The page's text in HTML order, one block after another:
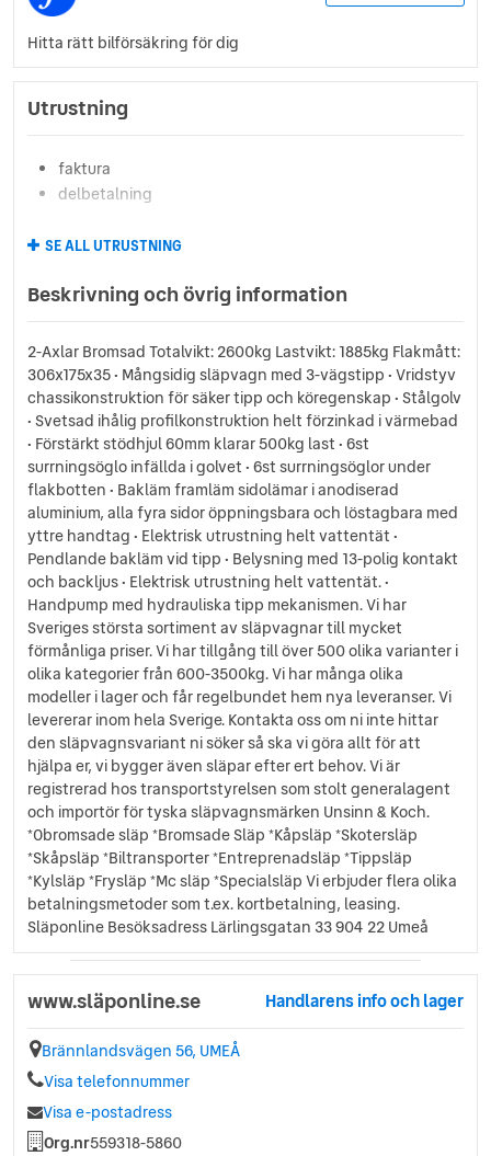
Hitta rätt bilförsäkring för dig
Utrustning
faktura
delbetalning
SE ALL UTRUSTNING
Beskrivning och övrig information
2-Axlar Bromsad Totalvikt: 2600kg Lastvikt: 1885kg Flakmått:
306x175x35 • Mångsidig släpvagn med 3-vägstipp • Vridstyv
chassikonstruktion för säker tipp och köregenskap • Stålgolv
• Svetsad ihålig profilkonstruktion helt förzinkad i värmebad
• Förstärkt stödhjul 60mm klarar 500kg last • 6st
surrningsöglo infällda i golvet • 6st surrningsöglor under
flakbotten • Bakläm framläm sidolämar i anodiserad
aluminium, alla fyra sidor öppningsbara och löstagbara med
yttre handtag • Elektrisk utrustning helt vattentät •
Pendlande bakläm vid tipp • Belysning med 13-polig kontakt
och backljus • Elektrisk utrustning helt vattentät. •
Handpump med hydrauliska tipp mekanismen. Vi har
Sveriges största sortiment av släpvagnar till mycket
förmånliga priser. Vi har tillgång till över 500 olika varianter i
olika kategorier från 600-3500kg. Vi har många olika
modeller i lager och får regelbundet hem nya leveranser. Vi
levererar inom hela Sverige. Kontakta oss om ni inte hittar
den släpvagnsvariant ni söker så ska vi göra allt för att
hjälpa er, vi bygger även släpar efter ert behov. Vi är
registrerad hos transportstyrelsen som stolt generalagent
och importör för tyska släpvagnsmärken Unsinn & Koch.
*Obromsade släp *Bromsade Släp *Kåpsläp *Skotersläp
*Skåpsläp *Biltransporter *Entreprenadsläp *Tippsläp
*Kylsläp *Frysläp *Mc släp *Specialsläp Vi erbjuder flera olika
betalningsmetoder som t.ex. kortbetalning, leasing.
Släponline Besöksadress Lärlingsgatan 33 904 22 Umeå
www.släponline.se Handlarens info och lager
Brännlandsvägen 56, UMEÅ
Visa telefonnummer
Visa e-postadress
Org.nr559318-5860